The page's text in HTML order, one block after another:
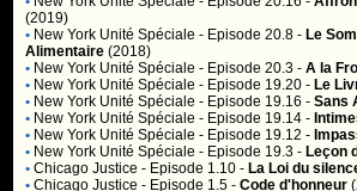
(2019)
• New York Unité Spéciale - Episode 20.8 - Le
Alimentaire (2018)
• New York Unité Spéciale - Episode 20.3 -A la
• New York Unité Spéciale - Episode 19.20 - Le
• New York Unité Spéciale - Episode 19.16 -Sans
• New York Unité Spéciale - Episode 19.14 -
• New York Unité Spéciale - Episode 19.12 -
• New York Unité Spéciale - Episode 19.3 - Leçon
• Chicago Justice - Episode 1.10 - La Loi du
• Chicago Justice - Episode 1.5 -Code d'honneur